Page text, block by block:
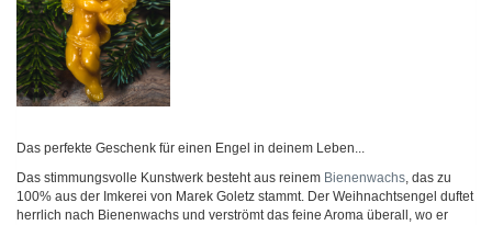
Das perfekte Geschenk für einen Engel in deinem Leben...
Das stimmungsvolle Kunstwerk besteht aus reinem Bienenwachs, das zu
100% aus der Imkerei von Marek Goletz stammt. Der Weihnachtsengel duftet
herrlich nach Bienenwachs und verströmt das feine Aroma überall, wo er